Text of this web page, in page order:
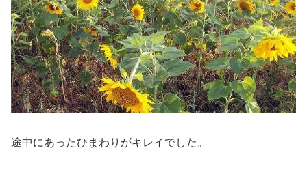
途中にあったひまわりがキレイでした。